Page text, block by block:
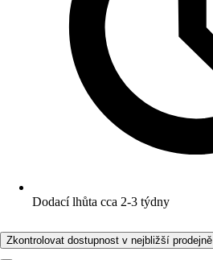
Dodací lhůta cca 2-3 týdny
Zkontrolovat dostupnost v nejbližší prodejně